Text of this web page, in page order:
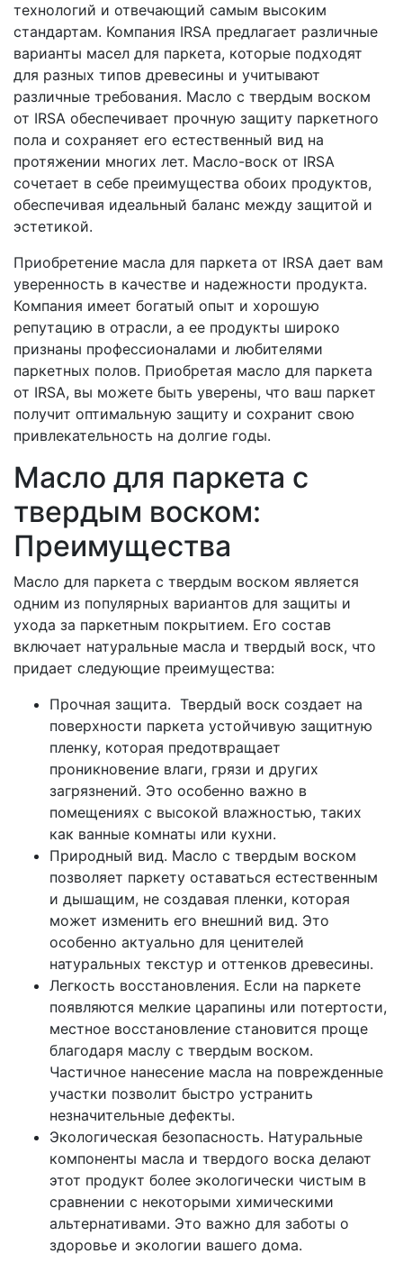
технологий и отвечающий самым высоким
стандартам. Компания IRSA предлагает различные
варианты масел для паркета, которые подходят
для разных типов древесины и учитывают
различные требования. Масло с твердым воском
от IRSA обеспечивает прочную защиту паркетного
пола и сохраняет его естественный вид на
протяжении многих лет. Масло-воск от IRSA
сочетает в себе преимущества обоих продуктов,
обеспечивая идеальный баланс между защитой и
эстетикой.
Приобретение масла для паркета от IRSA дает вам
уверенность в качестве и надежности продукта.
Компания имеет богатый опыт и хорошую
репутацию в отрасли, а ее продукты широко
признаны профессионалами и любителями
паркетных полов. Приобретая масло для паркета
от IRSA, вы можете быть уверены, что ваш паркет
получит оптимальную защиту и сохранит свою
привлекательность на долгие годы.
Масло для паркета с
твердым воском:
Преимущества
Масло для паркета с твердым воском является
одним из популярных вариантов для защиты и
ухода за паркетным покрытием. Его состав
включает натуральные масла и твердый воск, что
придает следующие преимущества:
Прочная защита. Твердый воск создает на
поверхности паркета устойчивую защитную
пленку, которая предотвращает
проникновение влаги, грязи и других
загрязнений. Это особенно важно в
помещениях с высокой влажностью, таких
как ванные комнаты или кухни.
Природный вид. Масло с твердым воском
позволяет паркету оставаться естественным
и дышащим, не создавая пленки, которая
может изменить его внешний вид. Это
особенно актуально для ценителей
натуральных текстур и оттенков древесины.
Легкость восстановления. Если на паркете
появляются мелкие царапины или потертости,
местное восстановление становится проще
благодаря маслу с твердым воском.
Частичное нанесение масла на поврежденные
участки позволит быстро устранить
незначительные дефекты.
Экологическая безопасность. Натуральные
компоненты масла и твердого воска делают
этот продукт более экологически чистым в
сравнении с некоторыми химическими
альтернативами. Это важно для заботы о
здоровье и экологии вашего дома.